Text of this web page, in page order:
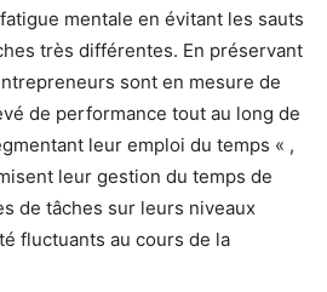
mentale en évitant les sauts
très différentes. En préservant
sont en mesure de
de performance tout au long de
leur emploi du temps « ,
leur gestion du temps de
de tâches sur leurs niveaux
fluctuants au cours de la